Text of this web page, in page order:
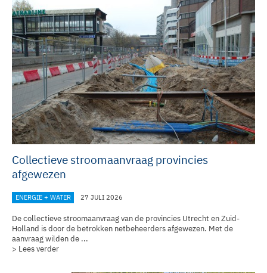
Collectieve stroomaanvraag provincies
afgewezen
ENERGIE + WATER 27 JULI 2026
De collectieve stroomaanvraag van de provincies Utrecht en Zuid-
Holland is door de betrokken netbeheerders afgewezen. Met de
aanvraag wilden de ...
> Lees verder